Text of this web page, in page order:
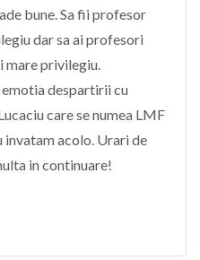
bune. Sa fii profesor
dar sa ai profesori
mare privilegiu.
emotia despartirii cu
care se numea LMF
invatam acolo. Urari de
in continuare!